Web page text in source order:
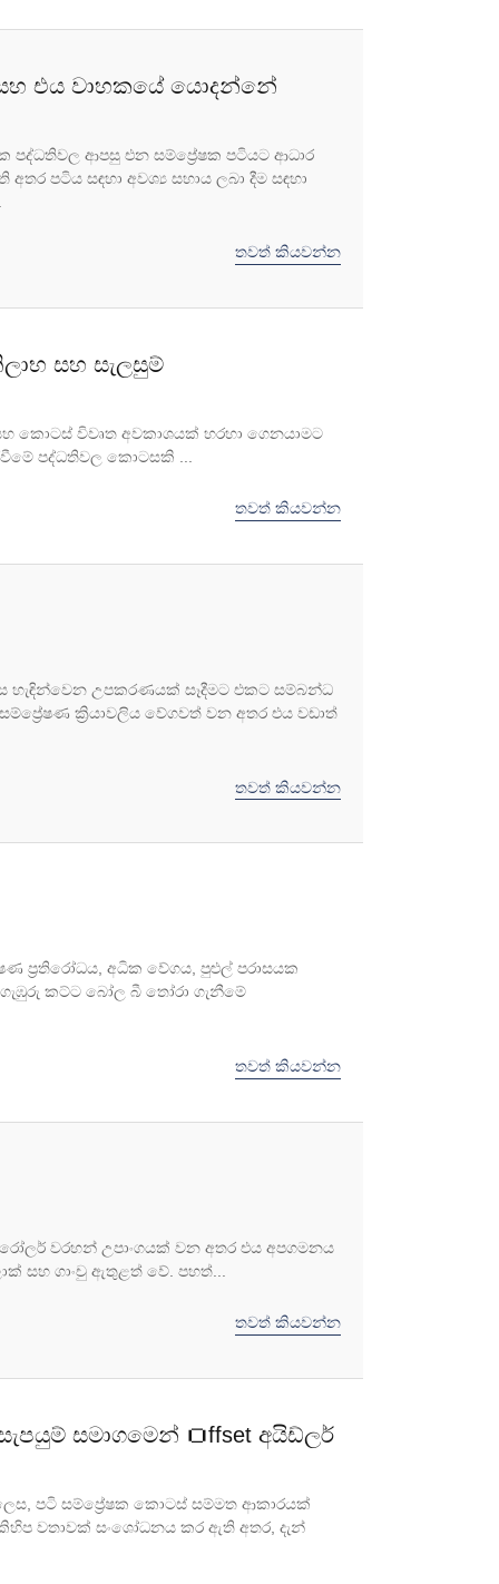
එය වාහකයේ යොදන්නේ
පද්ධතිවල ආපසු එන සම්ප්‍රේෂක පටියට ආධාර
පටිය සඳහා අවශ්‍ය සහාය ලබා දීම සඳහා
තවත් කියවන්න
සහ සැලසුම්
කොටස් විවෘත අවකාශයක් හරහා ගෙනයාමට
පද්ධතිවල කොටසකි ...
තවත් කියවන්න
හැඳින්වෙන උපකරණයක් සෑදීමට එකට සම්බන්ධ
ක්‍රියාවලිය වේගවත් වන අතර එය වඩාත්
තවත් කියවන්න
ප්‍රතිරෝධය, අධික වේගය, පුළුල් පරාසයක
කට්ට බෝල බී තෝරා ගැනීමේ
තවත් කියවන්න
වරහන් උපාංගයක් වන අතර එය අපගමනය
ගාංචු ඇතුළත් වේ. පහත්...
තවත් කියවන්න
සමාගමෙන් Ｏffset අයිඩ්ලර්
පටි සම්ප්‍රේෂක කොටස් සම්මත ආකාරයක්
වතාවක් සංශෝධනය කර ඇති අතර, දැන්